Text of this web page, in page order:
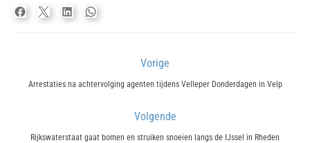
navigatie
Vorige
Previous
Arrestaties na achtervolging agenten tijdens Velleper Donderdagen in Velp
Volgende
Next
Rijkswaterstaat gaat bomen en struiken snoeien langs de IJssel in Rheden